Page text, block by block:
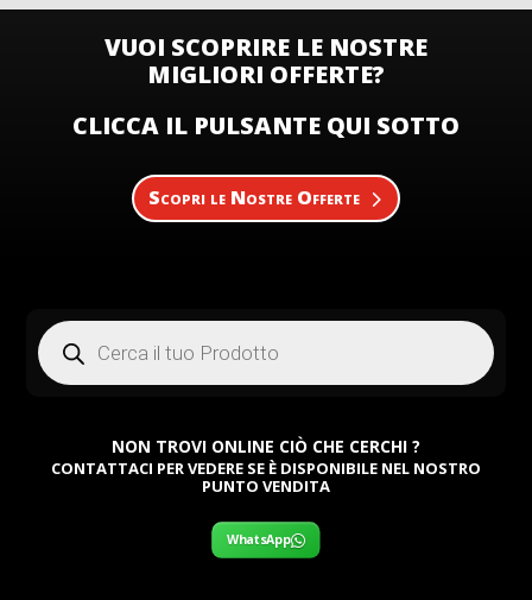
389,00 €. 235,00
VUOI SCOPRIRE LE NOSTRE
MIGLIORI OFFERTE?
CLICCA IL PULSANTE QUI SOTTO
Scopri le Nostre Offerte
Products
search
NON TROVI ONLINE CIÒ CHE CERCHI ?
CONTATTACI PER VEDERE SE È DISPONIBILE NEL NOSTRO
PUNTO VENDITA
WhatsApp